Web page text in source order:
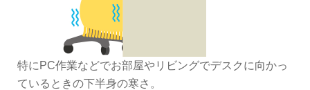
特にPC作業などでお部屋やリビングでデスクに向かっ
ているときの下半身の寒さ。